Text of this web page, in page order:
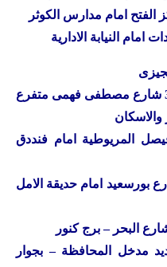
الفتح امام مدارس الكوثر
النيابة الادارية
فرع حلوان : محطة حلوان 39 شارع مصطفى فهمى متفرع
شارع فيصل المريوطية امام فنددق
بورسعيد : 901 شارع بورسعيد امام حديقة الامل
البحر – برج كنور
مدخل المحافظة – بجوار